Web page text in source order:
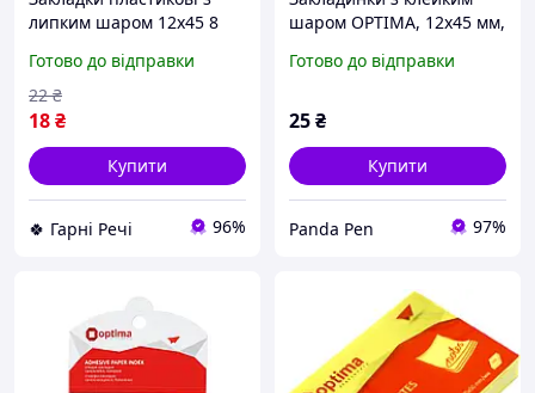
липким шаром 12х45 8
Optima O25532 Neon mix
635677 G-Rich
Готово до відправки
18₴
22 ₴
Купити
🍀 Гарні Речі 96%
шаром OPTIMA, 12х45 мм,
Готово до відправки
25₴
Купити
Panda Pen 97%